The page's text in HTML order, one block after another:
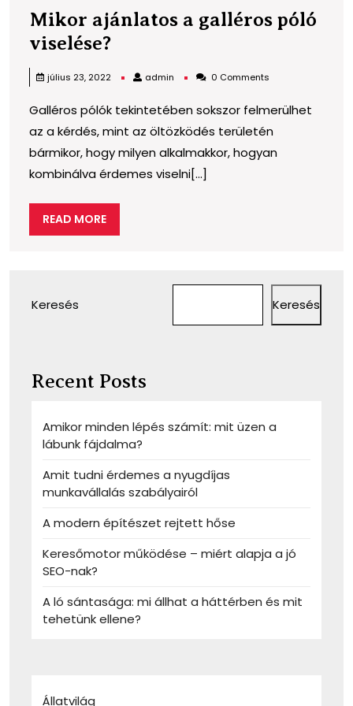
Mikor ajánlatos a galléros póló
viselése?Mikor
galléros
póló
viselése?
július 23, 2022 admin admin 0 Comments
Galléros pólók tekintetében sokszor felmerülhet
az a kérdés, mint az öltözködés területén
bármikor, hogy milyen alkalmakkor, hogyan
kombinálva érdemes viselni[...]
READ MOREREAD
MORE
Keresés Keresés
Recent Posts
Amikor minden lépés számít: mit üzen a
lábunk fájdalma?
Amit tudni érdemes a nyugdíjas
munkavállalás szabályairól
A modern építészet rejtett hőse
Keresőmotor működése – miért alapja a jó
SEO-nak?
A ló sántasága: mi állhat a háttérben és mit
tehetünk ellene?
Állatvilág